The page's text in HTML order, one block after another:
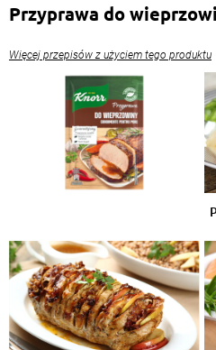
Przyprawa do
Więcej przepisów z użyciem tego produktu